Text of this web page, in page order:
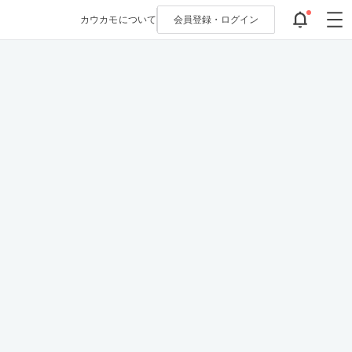
カウカモについて 会員登録・ ログイン